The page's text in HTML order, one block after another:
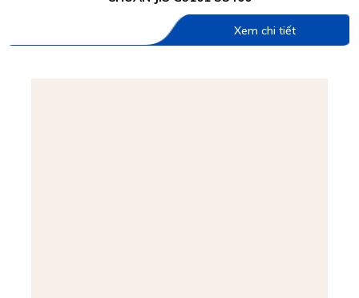
Xem chi tiết